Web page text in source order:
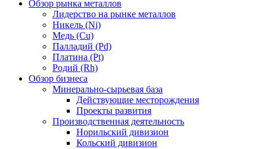
Обзор рынка металлов
Лидерство на рынке металлов
Никель (Ni)
Медь (Cu)
Палладий (Pd)
Платина (Pt)
Родий (Rh)
Обзор бизнеса
Минерально-сырьевая база
Действующие месторождения
Проекты развития
Производственная деятельность
Норильский дивизион
Кольский дивизион